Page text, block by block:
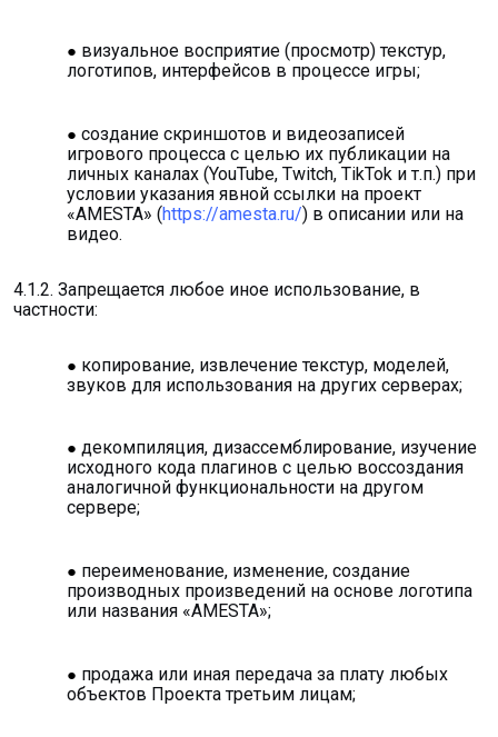
визуальное восприятие (просмотр) текстур,
логотипов, интерфейсов в процессе игры;
создание скриншотов и видеозаписей
игрового процесса с целью их публикации на
личных каналах (YouTube, Twitch, TikTok и т.п.) при
условии указания явной ссылки на проект
«AMESTA» (https://amesta.ru/) в описании или на
видео.
4.1.2. Запрещается любое иное использование, в
частности:
копирование, извлечение текстур, моделей,
звуков для использования на других серверах;
декомпиляция, дизассемблирование, изучение
исходного кода плагинов с целью воссоздания
аналогичной функциональности на другом
сервере;
переименование, изменение, создание
производных произведений на основе логотипа
или названия «AMESTA»;
продажа или иная передача за плату любых
объектов Проекта третьим лицам;